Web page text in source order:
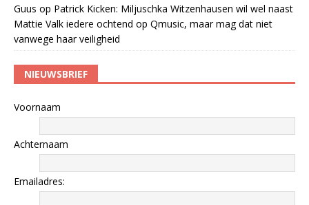
Guus op Patrick Kicken: Miljuschka Witzenhausen wil wel naast
Mattie Valk iedere ochtend op Qmusic, maar mag dat niet
vanwege haar veiligheid
NIEUWSBRIEF
Voornaam
Achternaam
Emailadres: